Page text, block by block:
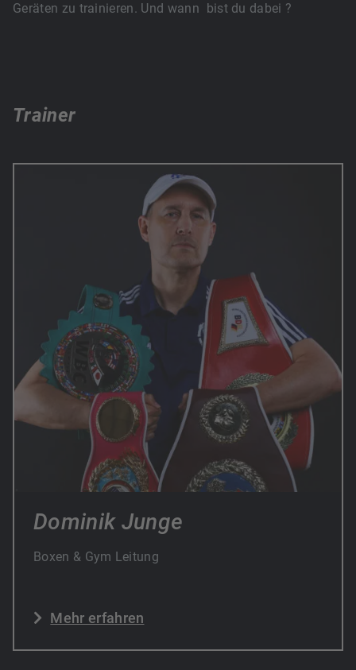
Geräten zu trainieren. Und wann bist du dabei ?
Trainer
Dominik Junge
Boxen & Gym Leitung
Mehr erfahren